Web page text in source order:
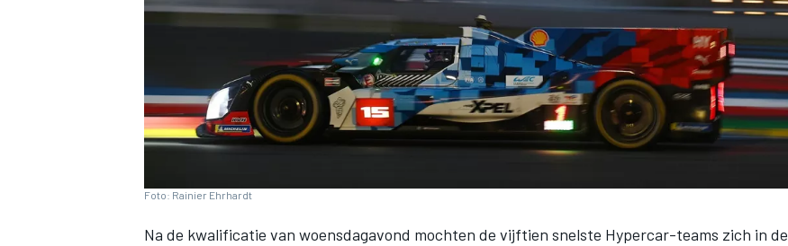
Foto: Rainier Ehrhardt
Na de kwalificatie van woensdagavond mochten de vijftien snelste Hypercar-teams zich in de